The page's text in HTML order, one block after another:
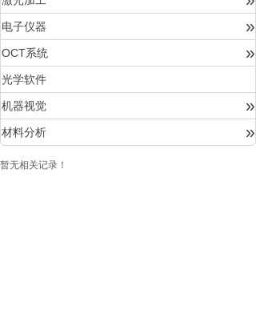
电子仪器 »
OCT系统 »
光学软件
机器视觉 »
材料分析 »
暂无相关记录！